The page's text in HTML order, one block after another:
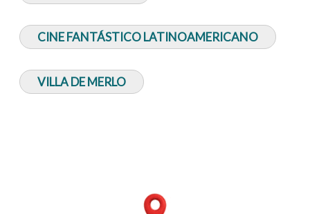
CINE FANTÁSTICO LATINOAMERICANO
VILLA DE MERLO